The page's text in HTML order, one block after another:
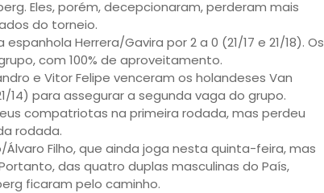
Eles, porém, decepcionaram, perderam mais
do torneio.
Herrera/Gavira por 2 a 0 (21/17 e 21/18). Os
com 100% de aproveitamento.
e Vitor Felipe venceram os holandeses Van
14) para assegurar a segunda vaga do grupo.
compatriotas na primeira rodada, mas perdeu
rodada.
Filho, que ainda joga nesta quinta-feira, mas
das quatro duplas masculinas do País,
ficaram pelo caminho.